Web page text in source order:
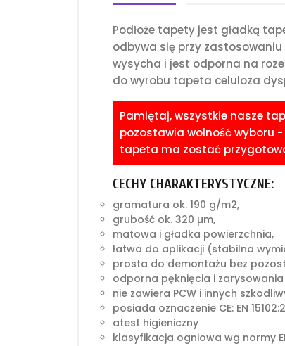
Podłoże tapety jest gładką
odbywa się przy
wysycha i jest odporna na
do wyrobu tapeta celuloza
Pamiętaj, wszystkie nasze
pozostawia wolność wyboru -
tapeta ma zostać
CECHY CHARAKTERYSTYCZNE:
gramatura ok. 190 g/m2,
grubość ok. 320 µm,
matowa i gładka powierzchnia,
łatwa do aplikacji (stabilna
prosta do demontażu bez
odporna pęknięcia i zarysowania
nie zawiera PCW i innych
posiada oznaczenie CE: EN
atest higieniczny
klasyfikacja ogniowa wg normy